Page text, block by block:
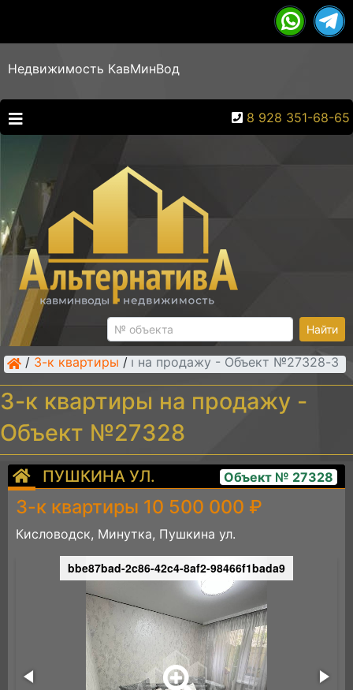
Недвижимость КавМинВод
8 928 351-68-65
Найти
/ 3-к квартиры / 3-к квартиры на продажу - Объект №27328
3-к квартиры на продажу -
Объект №27328
ПУШКИНА УЛ. Объект № 27328
3-к квартиры 10 500 000 ₽
Кисловодск, Минутка, Пушкина ул.
bbe87bad-2c86-42c4-8af2-98466f1bada9